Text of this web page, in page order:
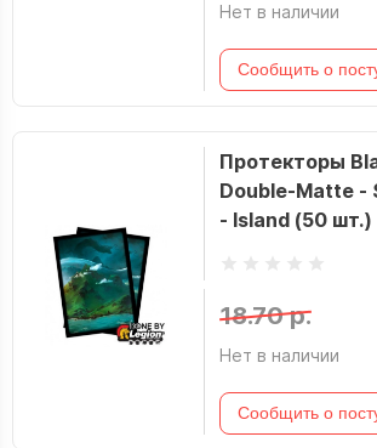
Нет в наличии
Сообщить о
Протекторы
Double-Matte -
- Island (50 шт.)
18.70 р.
Нет в наличии
Сообщить о